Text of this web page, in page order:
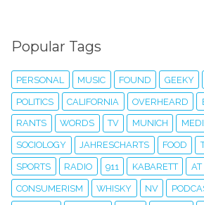
Popular Tags
PERSONAL MUSIC FOUND GEEKY
POLITICS CALIFORNIA OVERHEARD
RANTS WORDS TV MUNICH
SOCIOLOGY JAHRESCHARTS FOOD
SPORTS RADIO 911 KABARETT AT
CONSUMERISM WHISKY NV